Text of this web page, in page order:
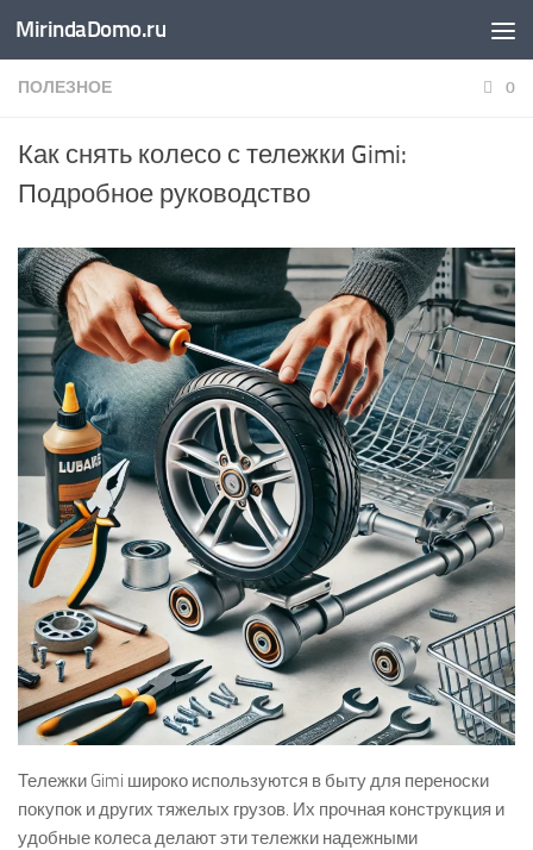
Перейти к содержимому
MirindaDomo.ru
ПОЛЕЗНОЕ 0
Как снять колесо с тележки Gimi:
Подробное руководство
Тележки Gimi широко используются в быту для переноски
покупок и других тяжелых грузов. Их прочная конструкция и
удобные колеса делают эти тележки надежными